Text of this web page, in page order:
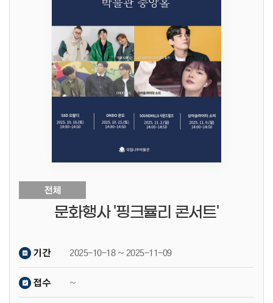
전체
문화행사 '핑크뮬리 콘서트'
기간 2025-10-18 ~ 2025-11-09
접수 ~